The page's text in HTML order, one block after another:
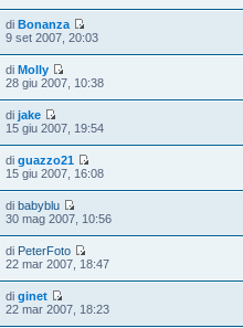
diBonanza
9 set 2007, 20:03
diMolly
28 giu 2007, 10:38
dijake
15 giu 2007, 19:54
diguazzo21
15 giu 2007, 16:08
dibabyblu
30 mag 2007, 10:56
di PeterFoto
22 mar 2007, 18:47
diginet
22 mar 2007, 18:23